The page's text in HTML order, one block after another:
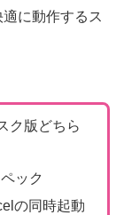
に動作するス
ク版どちら
ック
の同時起動